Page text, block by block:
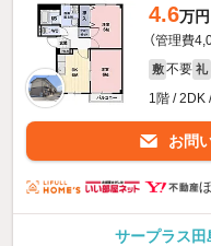
4.6万円
（管理費
敷 不要 礼
1階 / 2DK
お問
サープラス田